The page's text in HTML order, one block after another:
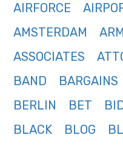
AIRFORCE
AMSTERDAM
ASSOCIATES
BAND
BARGAINS
BERLIN
BET
BLACK
BLOG